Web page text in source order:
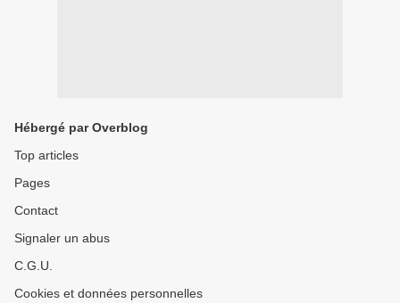
Hébergé par Overblog
Top articles
Pages
Contact
Signaler un abus
C.G.U.
Cookies et données personnelles